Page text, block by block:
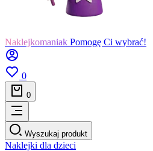
Naklejkomaniak Pomogę Ci wybrać!
0
0
Wyszukaj produkt
Naklejki dla dzieci